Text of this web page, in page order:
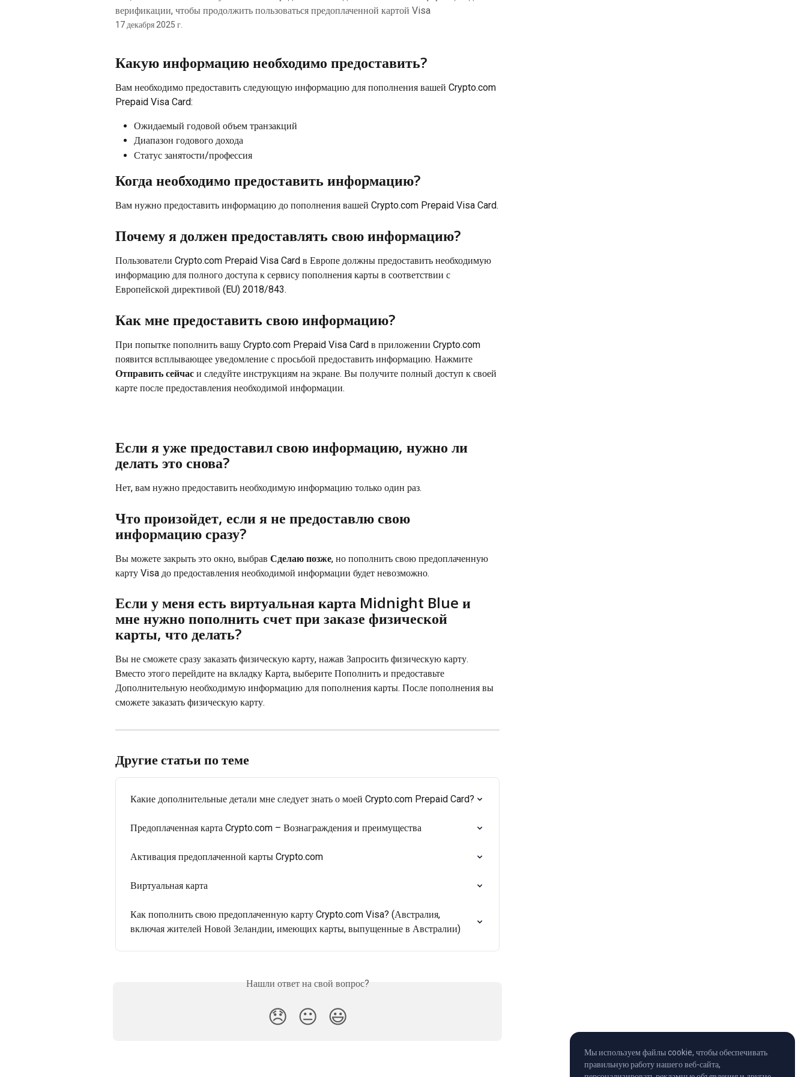
верификации, чтобы продолжить пользоваться предоплаченной картой Visa
17 декабря 2025 г.
Какую информацию необходимо предоставить?
Вам необходимо предоставить следующую информацию для пополнения вашей Crypto.com
Prepaid Visa Card:
Ожидаемый годовой объем транзакций
Диапазон годового дохода
Статус занятости/профессия
Когда необходимо предоставить информацию?
Вам нужно предоставить информацию до пополнения вашей Crypto.com Prepaid Visa Card.
Почему я должен предоставлять свою информацию?
Пользователи Crypto.com Prepaid Visa Card в Европе должны предоставить необходимую
информацию для полного доступа к сервису пополнения карты в соответствии с
Европейской директивой (EU) 2018/843.
Как мне предоставить свою информацию?
При попытке пополнить вашу Crypto.com Prepaid Visa Card в приложении Crypto.com
появится всплывающее уведомление с просьбой предоставить информацию. Нажмите
Отправить сейчас и следуйте инструкциям на экране. Вы получите полный доступ к своей
карте после предоставления необходимой информации.
Если я уже предоставил свою информацию, нужно ли
делать это снова?
Нет, вам нужно предоставить необходимую информацию только один раз.
Что произойдет, если я не предоставлю свою
информацию сразу?
Вы можете закрыть это окно, выбрав Сделаю позже, но пополнить свою предоплаченную
карту Visa до предоставления необходимой информации будет невозможно.
Если у меня есть виртуальная карта Midnight Blue и
мне нужно пополнить счет при заказе физической
карты, что делать?
Вы не сможете сразу заказать физическую карту, нажав Запросить физическую карту.
Вместо этого перейдите на вкладку Карта, выберите Пополнить и предоставьте
Дополнительную необходимую информацию для пополнения карты. После пополнения вы
сможете заказать физическую карту.
Другие статьи по теме
Какие дополнительные детали мне следует знать о моей Crypto.com Prepaid Card?
Предоплаченная карта Crypto.com – Вознаграждения и преимущества
Активация предоплаченной карты Crypto.com
Виртуальная карта
Как пополнить свою предоплаченную карту Crypto.com Visa? (Австралия,
включая жителей Новой Зеландии, имеющих карты, выпущенные в Австралии)
Нашли ответ на свой вопрос?
😞 😐 😃
Мы используем файлы cookie, чтобы обеспечивать
правильную работу нашего веб-сайта,